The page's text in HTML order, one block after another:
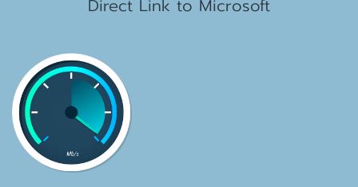
Direct Link to Microsoft